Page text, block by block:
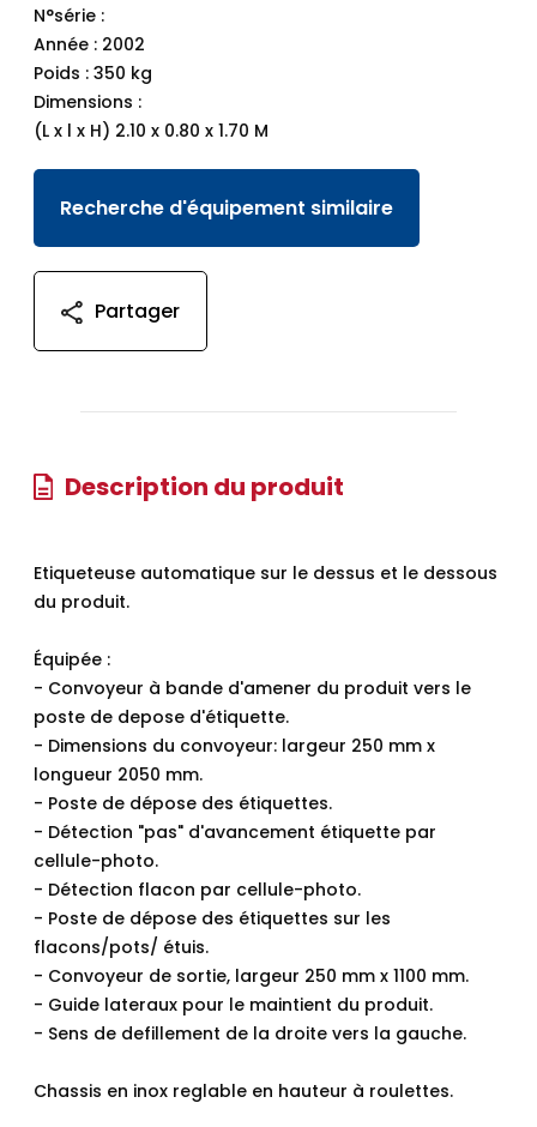
N°série :
Année : 2002
Poids : 350 kg
Dimensions :
(L x l x H) 2.10 x 0.80 x 1.70 M
Recherche d'équipement similaire
Partager
Description du produit
Etiqueteuse automatique sur le dessus et le dessous
du produit.
Équipée :
- Convoyeur à bande d'amener du produit vers le
poste de depose d'étiquette.
- Dimensions du convoyeur: largeur 250 mm x
longueur 2050 mm.
- Poste de dépose des étiquettes.
- Détection "pas" d'avancement étiquette par
cellule-photo.
- Détection flacon par cellule-photo.
- Poste de dépose des étiquettes sur les
flacons/pots/ étuis.
- Convoyeur de sortie, largeur 250 mm x 1100 mm.
- Guide lateraux pour le maintient du produit.
- Sens de defillement de la droite vers la gauche.
Chassis en inox reglable en hauteur à roulettes.